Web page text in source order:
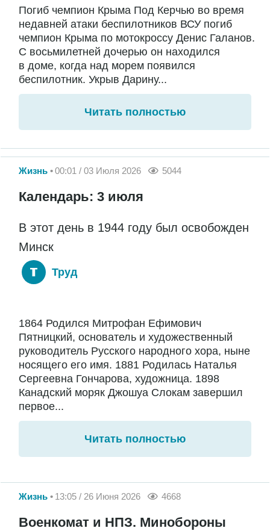
Погиб чемпион Крыма Под Керчью во время
недавней атаки беспилотников ВСУ погиб
чемпион Крыма по мотокроссу Денис Галанов.
С восьмилетней дочерью он находился
в доме, когда над морем появился
беспилотник. Укрыв Дарину...
Читать полностью
Жизнь 00:01 / 03 Июля 2026 5044
Календарь: 3 июля
В этот день в 1944 году был освобожден
Минск
Труд
1864 Родился Митрофан Ефимович
Пятницкий, основатель и художественный
руководитель Русского народного хора, ныне
носящего его имя. 1881 Родилась Наталья
Сергеевна Гончарова, художница. 1898
Канадский моряк Джошуа Слокам завершил
первое...
Читать полностью
Жизнь 13:05 / 26 Июня 2026 4668
Военкомат и НПЗ. Минобороны